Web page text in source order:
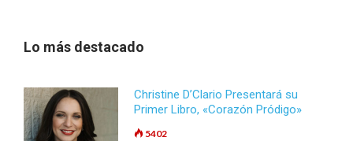
Lo más destacado
Christine D’Clario Presentará su
Primer Libro, «Corazón Pródigo»
5402